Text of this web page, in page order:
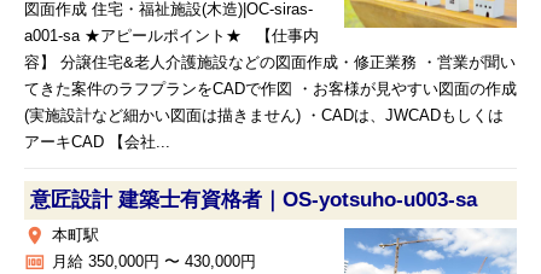
図面作成 住宅・福祉施設(木造)|OC-siras-
a001-sa ★アピールポイント★ 【仕事内
容】 分譲住宅&老人介護施設などの図面作成・修正業務 ・営業が聞い
てきた案件のラフプランをCADで作図 ・お客様が見やすい図面の作成
(実施設計など細かい図面は描きません) ・CADは、JWCADもしくは
アーキCAD 【会社...
意匠設計 建築士有資格者｜OS-yotsuho-u003-sa
place 本町駅
money 月給 350,000円 〜 430,000円